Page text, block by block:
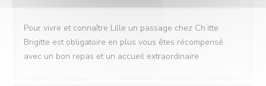
Pour vivre et connaître Lille un passage chez Ch’itte
Brigitte est obligatoire en plus vous êtes récompensé
avec un bon repas et un accueil extraordinaire